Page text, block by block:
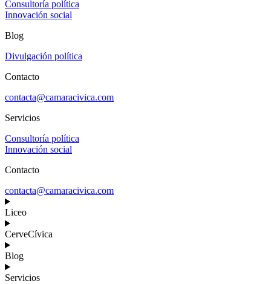
Consultoría política
Innovación social
Blog
Divulgación política
Contacto
contacta@camaracivica.com
Servicios
Consultoría política
Innovación social
Contacto
contacta@camaracivica.com
Liceo
CerveCívica
Blog
Servicios